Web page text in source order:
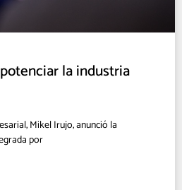
la industria
Mikel Irujo, anunció la
por